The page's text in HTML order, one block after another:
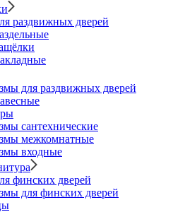
раздвижных дверей
для раздвижных дверей
сантехнические
межкомнатные
входные
финских дверей
для финских дверей